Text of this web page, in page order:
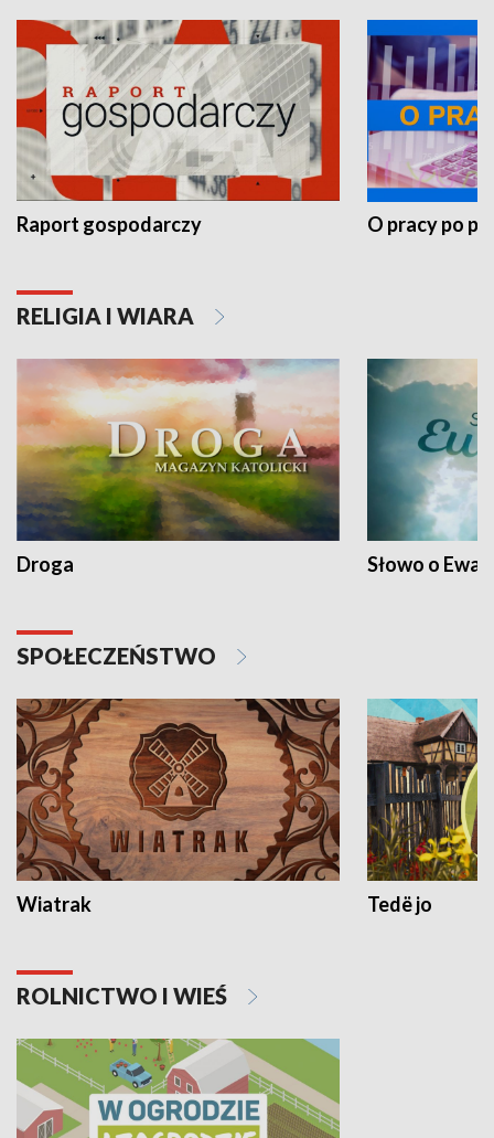
Raport gospodarczy O pracy po
RELIGIA I WIARA
Droga Słowo o
SPOŁECZEŃSTWO
Wiatrak Tedë jo
ROLNICTWO I WIEŚ